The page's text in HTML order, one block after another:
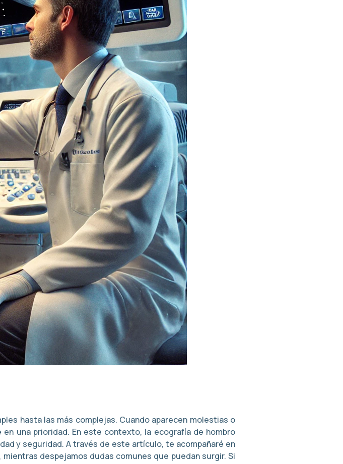
hasta las más complejas. Cuando aparecen molestias o
una prioridad. En este contexto, la ecografía de hombro
y seguridad. A través de este artículo, te acompañaré en
despejamos dudas comunes que puedan surgir. Si